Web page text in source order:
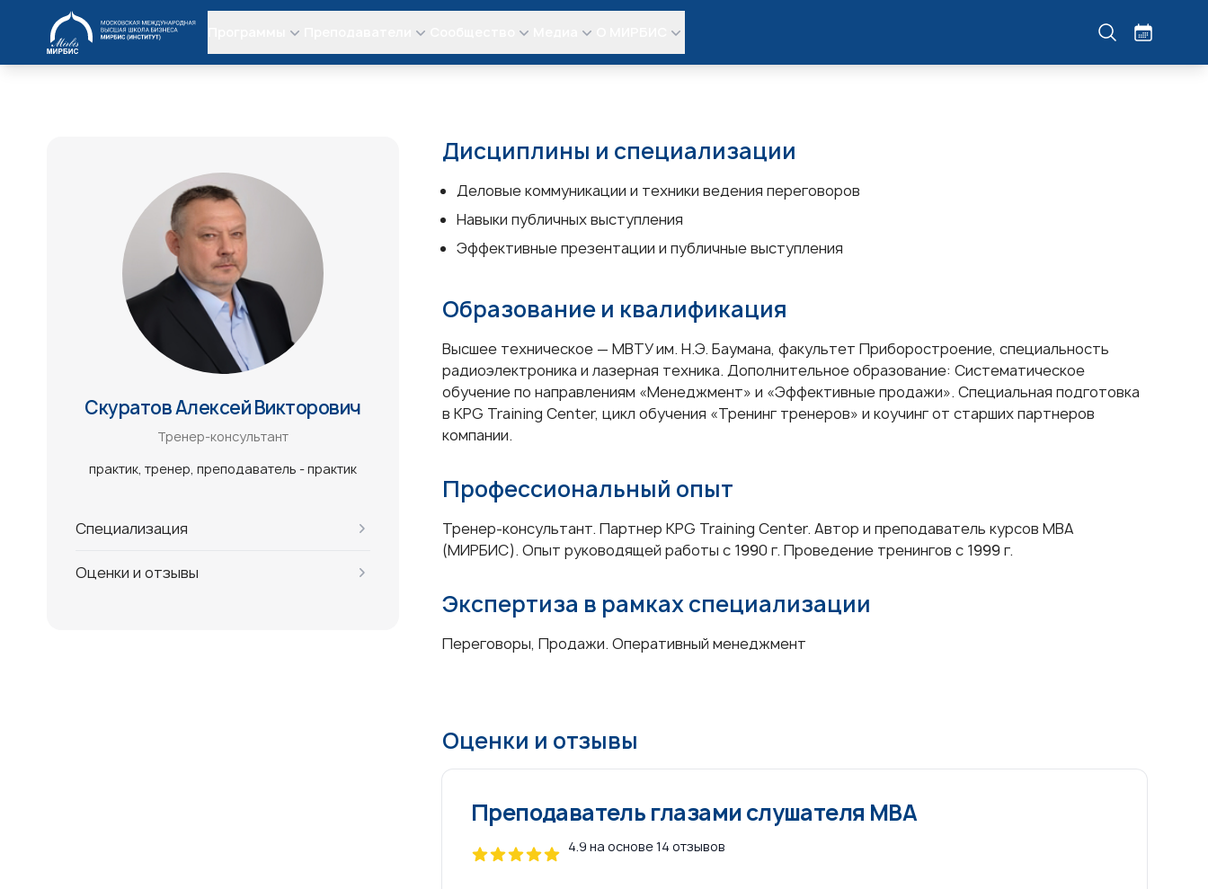
МИРБИС
Скуратов Алексей Викторович
Тренер-консультант
практик тренер преподаватель - практик
Специализация
Оценки и отзывы
Дисциплины и специализации
Деловые коммуникации и техники ведения переговоров
Навыки публичных выступления
Эффективные презентации и публичные выступления
Образование и квалификация
Высшее техническое — МВТУ им. Н.Э. Баумана, факультет Приборостроение, специальность
радиоэлектроника и лазерная техника. Дополнительное образование: Систематическое
обучение по направлениям «Менеджмент» и «Эффективные продажи». Специальная подготовка
в KPG Training Center, цикл обучения «Тренинг тренеров» и коучинг от старших партнеров
компании.
Профессиональный опыт
Тренер-консультант. Партнер KPG Training Center. Автор и преподаватель курсов MBA
(МИРБИС). Опыт руководящей работы с 1990 г. Проведение тренингов с 1999 г.
Экспертиза в рамках специализации
Переговоры, Продажи. Оперативный менеджмент
Оценки и отзывы
Преподаватель глазами слушателя МВА
4.9 на основе 14 отзывов